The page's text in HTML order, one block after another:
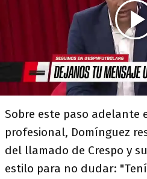
Sobre este paso adelante
profesional, Domínguez
del llamado de Crespo y
estilo para no dudar: